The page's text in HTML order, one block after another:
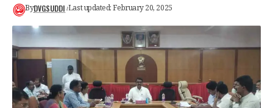
ByDVGSUDDI Last updated: February 20, 2025